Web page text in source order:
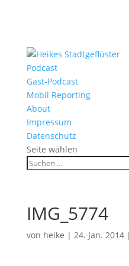
Podcast
Gast-Podcast
Mobil Reporting
About
Impressum
Datenschutz
Seite wählen
IMG_5774
von heike | 24. Jan. 2014|